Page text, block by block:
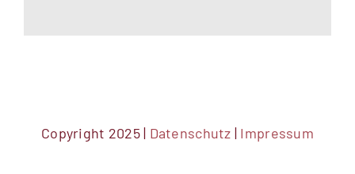
Copyright 2025 | Datenschutz | Impressum